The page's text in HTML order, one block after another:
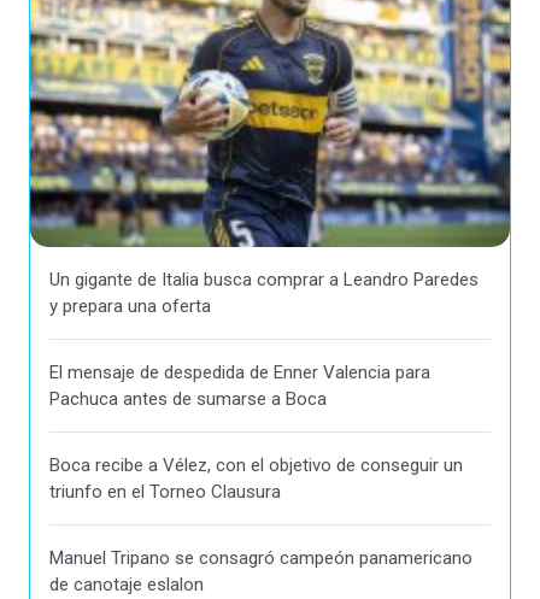
Un gigante de Italia busca comprar a Leandro Paredes
y prepara una oferta
El mensaje de despedida de Enner Valencia para
Pachuca antes de sumarse a Boca
Boca recibe a Vélez, con el objetivo de conseguir un
triunfo en el Torneo Clausura
Manuel Tripano se consagró campeón panamericano
de canotaje eslalon